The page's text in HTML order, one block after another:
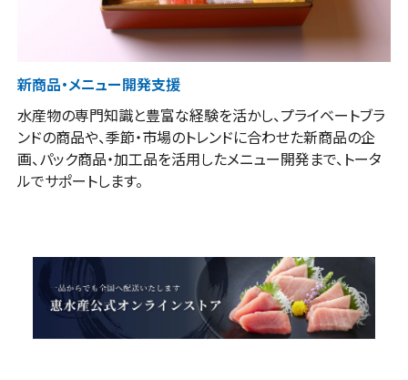
新商品・メニュー開発支援
水産物の専門知識と豊富な経験を活かし、プライベートブラ
ンドの商品や、季節・市場のトレンドに合わせた新商品の企
画、パック商品・加工品を活用したメニュー開発まで、トータ
ルでサポートします。